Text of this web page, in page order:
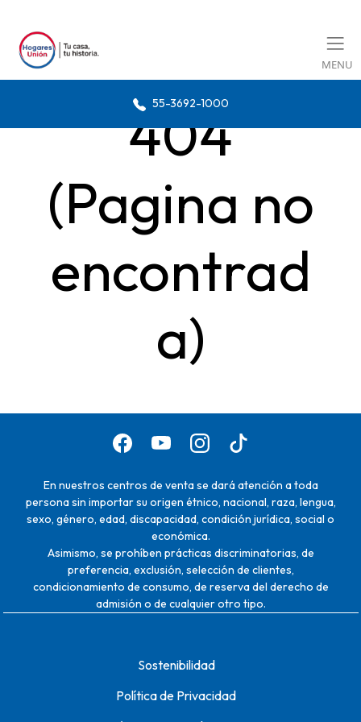
MENU
55-3692-1000
404
(Pagina no
encontrad
a)
En nuestros centros de venta se dará atención a toda
persona sin importar su origen étnico, nacional, raza, lengua,
sexo, género, edad, discapacidad, condición jurídica, social o
económica.
Asimismo, se prohíben prácticas discriminatorias, de
preferencia, exclusión, selección de clientes,
condicionamiento de consumo, de reserva del derecho de
admisión o de cualquier otro tipo.
Sostenibilidad
Política de Privacidad